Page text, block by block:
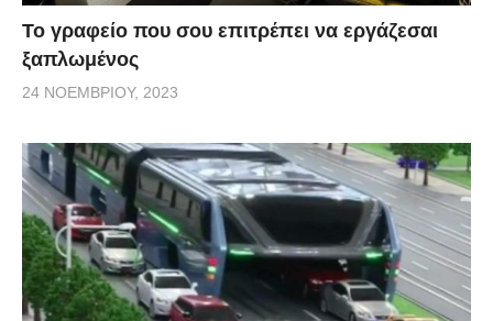
Το γραφείο που σου επιτρέπει να εργάζεσαι
ξαπλωμένος
24 ΝΟΕΜΒΡΊΟΥ, 2023